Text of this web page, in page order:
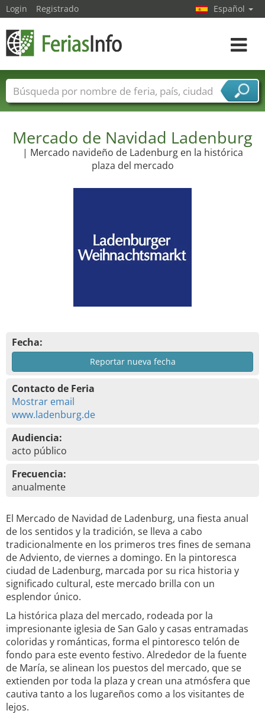
Mercado de Navidad Ladenburg
| Mercado navideño de Ladenburg en la histórica
plaza del mercado
Fecha:
Reportar nueva fecha
Contacto de Feria
Mostrar email
www.ladenburg.de
Audiencia:
acto público
Frecuencia:
anualmente
El Mercado de Navidad de Ladenburg, una fiesta anual
de los sentidos y la tradición, se lleva a cabo
tradicionalmente en los primeros tres fines de semana
de Adviento, de viernes a domingo. En la pintoresca
ciudad de Ladenburg, marcada por su rica historia y
significado cultural, este mercado brilla con un
esplendor único.
La histórica plaza del mercado, rodeada por la
impresionante iglesia de San Galo y casas entramadas
coloridas y románticas, forma el pintoresco telón de
fondo para este evento festivo. Alrededor de la fuente
de María, se alinean los puestos del mercado, que se
extienden por toda la plaza y crean una atmósfera que
cautiva tanto a los lugareños como a los visitantes de
lejos.
Login Registrado Español
toggle
Nombres de ferias Países
Ciudades
Sectores de proveedor de servicios